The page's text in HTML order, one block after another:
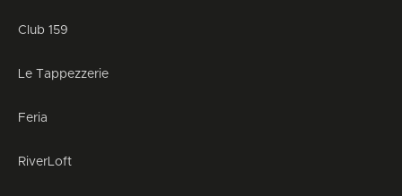
Club 159
Le Tappezzerie
Feria
RiverLoft